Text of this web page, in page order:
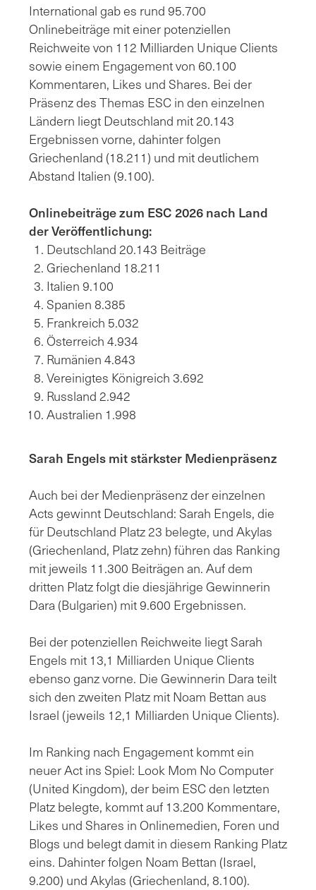
International gab es rund 95.700
Onlinebeiträge mit einer potenziellen
Reichweite von 112 Milliarden Unique Clients
sowie einem Engagement von 60.100
Kommentaren, Likes und Shares. Bei der
Präsenz des Themas ESC in den einzelnen
Ländern liegt Deutschland mit 20.143
Ergebnissen vorne, dahinter folgen
Griechenland (18.211) und mit deutlichem
Abstand Italien (9.100).
Onlinebeiträge zum ESC 2026 nach Land
der Veröffentlichung:
Deutschland 20.143 Beiträge
Griechenland 18.211
Italien 9.100
Spanien 8.385
Frankreich 5.032
Österreich 4.934
Rumänien 4.843
Vereinigtes Königreich 3.692
Russland 2.942
Australien 1.998
Sarah Engels mit stärkster Medienpräsenz
Auch bei der Medienpräsenz der einzelnen
Acts gewinnt Deutschland: Sarah Engels, die
für Deutschland Platz 23 belegte, und Akylas
(Griechenland, Platz zehn) führen das Ranking
mit jeweils 11.300 Beiträgen an. Auf dem
dritten Platz folgt die diesjährige Gewinnerin
Dara (Bulgarien) mit 9.600 Ergebnissen.
Bei der potenziellen Reichweite liegt Sarah
Engels mit 13,1 Milliarden Unique Clients
ebenso ganz vorne. Die Gewinnerin Dara teilt
sich den zweiten Platz mit Noam Bettan aus
Israel (jeweils 12,1 Milliarden Unique Clients).
Im Ranking nach Engagement kommt ein
neuer Act ins Spiel: Look Mom No Computer
(United Kingdom), der beim ESC den letzten
Platz belegte, kommt auf 13.200 Kommentare,
Likes und Shares in Onlinemedien, Foren und
Blogs und belegt damit in diesem Ranking Platz
eins. Dahinter folgen Noam Bettan (Israel,
9.200) und Akylas (Griechenland, 8.100).